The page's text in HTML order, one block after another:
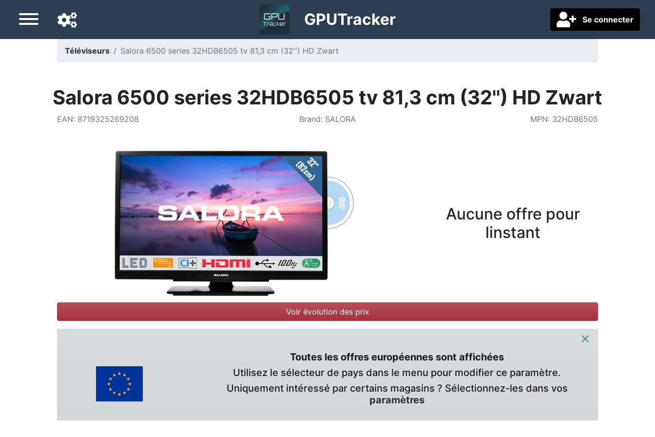
Se connecter
GPUTracker
Pays de livraison
Téléviseurs Salora 6500 series 32HDB6505 tv 81,3 cm (32'') HD Zwart
Salora 6500 series 32HDB6505 tv 81,3 cm (32'') HD Zwart
EAN: 8719325269208 Brand: SALORA MPN: 32HDB6505
Aucune offre pour
linstant
Voir évolution des prix
×
Toutes les offres européennes sont affichées
Utilisez le sélecteur de pays dans le menu pour modifier ce paramètre.
Uniquement intéressé par certains magasins ? Sélectionnez-les dans vos
paramètres